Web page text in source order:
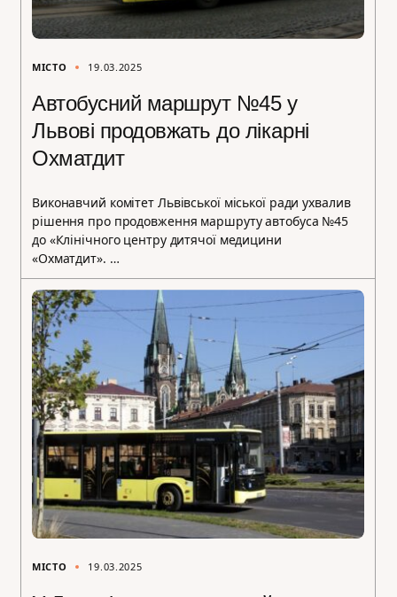
МІСТО 19.03.2025
Автобусний маршрут №45 у
Львові продовжать до лікарні
Охматдит
Виконавчий комітет Львівської міської ради ухвалив
рішення про продовження маршруту автобуса №45
до «Клінічного центру дитячої медицини
«Охматдит». …
МІСТО 19.03.2025